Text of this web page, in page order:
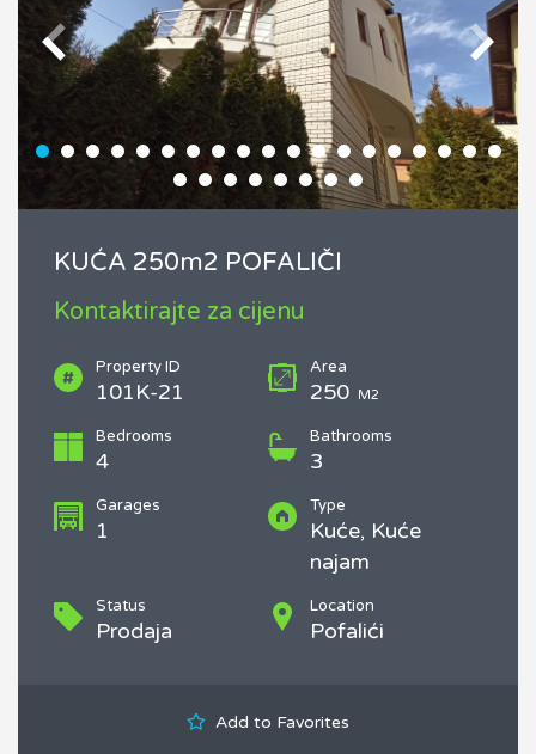
KUĆA 250m2 POFALIČI
Kontaktirajte za cijenu
Property ID
101K-21
Area
250 M2
Bedrooms
4
Bathrooms
3
Garages
1
Type
Kuće, Kuće
najam
Status
Prodaja
Location
Pofalići
Add to Favorites